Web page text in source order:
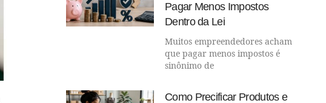
Pagar Menos Impostos
Dentro da Lei
Muitos empreendedores acham
que pagar menos impostos é
sinônimo de
Como Precificar Produtos e